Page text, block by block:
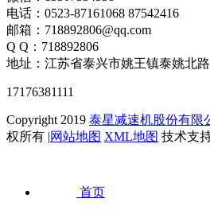
电话：0523-87161068 87542416
邮箱：718892806@qq.com
Q Q：718892806
地址：江苏省泰兴市姚王镇泰姚北
17176381111
Copyright 2019 泰星减速机股份有限
权所有 |网站地图 XML地图 技术支
首页